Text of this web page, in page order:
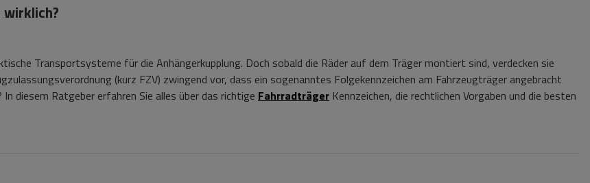
Transportsysteme für die Anhängerkupplung. Doch sobald die Räder auf dem Träger montiert sind, verdecken sie
(kurz FZV) zwingend vor, dass ein sogenanntes Folgekennzeichen am Fahrzeugträger angebracht
diesem Ratgeber erfahren Sie alles über das richtige Fahrradträger Kennzeichen, die rechtlichen Vorgaben und die besten